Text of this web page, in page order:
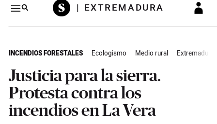
| EXTREMADURA
INCENDIOS FORESTALES Ecologismo Medio rural Extremadura
Justicia para la sierra.
Protesta contra los
incendios en La Vera